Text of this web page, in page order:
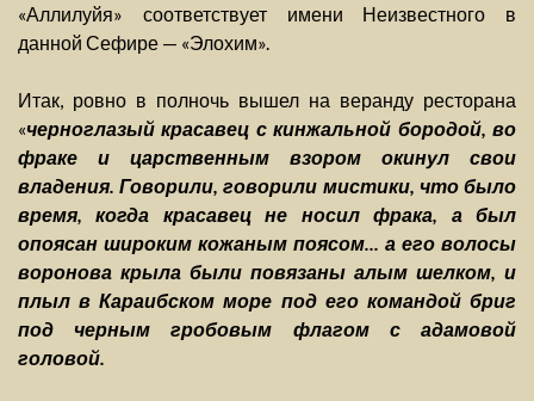
«Аллилуйя» соответствует имени Неизвестного в
данной Сефире — «Элохим».
Итак, ровно в полночь вышел на веранду ресторана
«черноглазый красавец с кинжальной бородой, во
фраке и царственным взором окинул свои
владения. Говорили, говорили мистики, что было
время, когда красавец не носил фрака, а был
опоясан широким кожаным поясом... а его волосы
воронова крыла были повязаны алым шелком, и
плыл в Караибском море под его командой бриг
под черным гробовым флагом с адамовой
головой.